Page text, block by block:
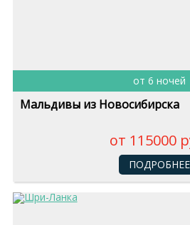
от 6 ночей
Мальдивы из Новосибирска
от 115000
ПОДРОБНЕЕ